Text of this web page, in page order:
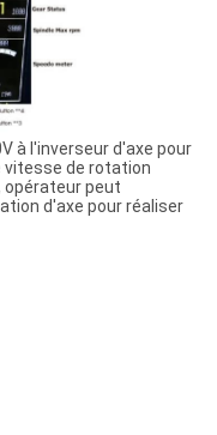
à l'inverseur d'axe pour
de rotation
opérateur peut
d'axe pour réaliser